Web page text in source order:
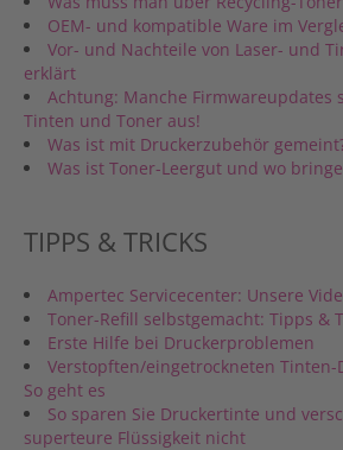
OEM- und kompatible Ware im
Vor- und Nachteile von Laser- und
erklärt
Achtung: Manche Firmwareupdates
Tinten und Toner aus!
Was ist mit Druckerzubehör
Was ist Toner-Leergut und wo
TIPPS & TRICKS
Ampertec Servicecenter: Unsere
Toner-Refill selbstgemacht: Tipps &
Erste Hilfe bei Druckerproblemen
Verstopften/eingetrockneten
So geht es
So sparen Sie Druckertinte und
superteure Flüssigkeit nicht